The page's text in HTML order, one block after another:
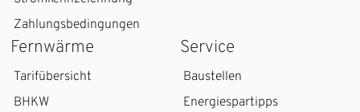
Zahlungsbedingungen
Fernwärme
Tarifübersicht
BHKW
Service
Baustellen
Energiespartipps